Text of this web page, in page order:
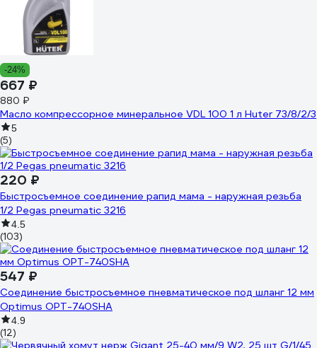
-24%
667 ₽
880 ₽
Масло компрессорное минеральное VDL 100 1 л Huter 73/8/2/3
5
(5)
220 ₽
Быстросъемное соединение рапид мама - наружная резьба
1/2 Pegas pneumatic 3216
4.5
(103)
547 ₽
Соединение быстросъемное пневматическое под шланг 12 мм
Optimus OPT-740SHA
4.9
(12)